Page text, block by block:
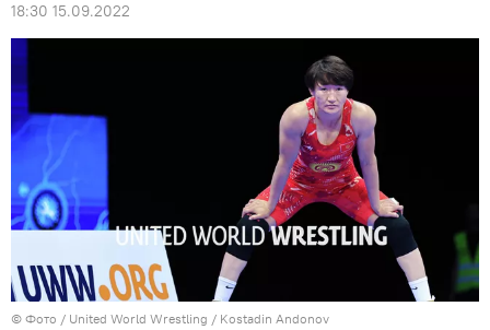
18:30 15.09.2022
© Фото / United World Wrestling / Kostadin Andonov